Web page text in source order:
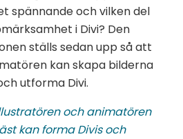
spännande och vilken del
i Divi? Den
ställs sedan upp så att
kan skapa bilderna
utforma Divi.
och animatören
kan forma Divis och